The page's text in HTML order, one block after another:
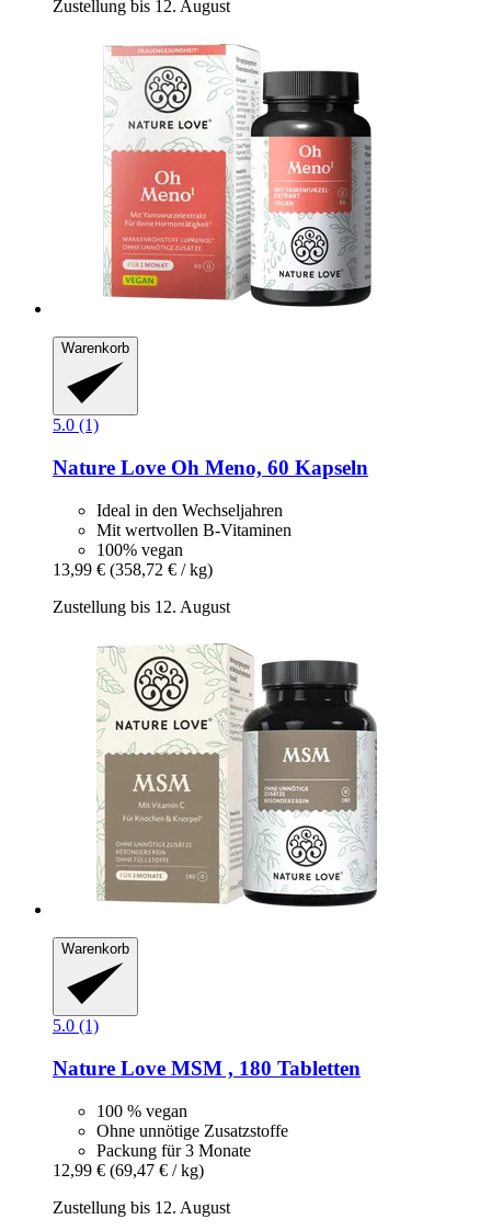
Zustellung bis 12. August
Warenkorb
5.0 (1)
Nature Love Oh Meno, 60 Kapseln
Ideal in den Wechseljahren
Mit wertvollen B-Vitaminen
100% vegan
13,99 € (358,72 € / kg)
Zustellung bis 12. August
Warenkorb
5.0 (1)
Nature Love MSM , 180 Tabletten
100 % vegan
Ohne unnötige Zusatzstoffe
Packung für 3 Monate
12,99 € (69,47 € / kg)
Zustellung bis 12. August